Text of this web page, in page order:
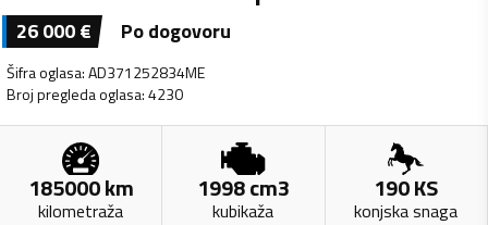
26 000€ Po dogovoru
Šifra oglasa:AD371252834ME
Broj pregleda oglasa:4230
185000km
kilometraža
1998cm3
kubikaža
190KS
konjska snaga